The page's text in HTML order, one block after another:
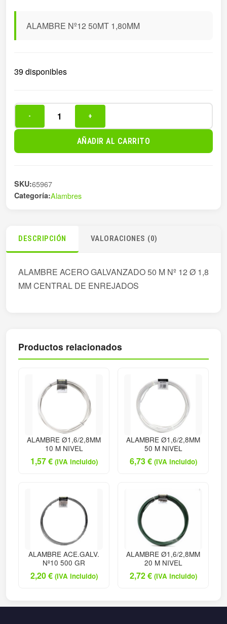
ALAMBRE Nº12 50MT 1,80MM
39 disponibles
Nº12
- +
AÑADIR AL CARRITO
SKU:65967
Categoría:Alambres
DESCRIPCIÓN VALORACIONES (0)
ALAMBRE ACERO GALVANZADO 50 M Nº 12 Ø 1,8
MM CENTRAL DE ENREJADOS
Productos relacionados
ALAMBRE Ø1,6/2,8MM
10 M NIVEL
1,57€ (IVA incluido)
ALAMBRE Ø1,6/2,8MM
50 M NIVEL
6,73€ (IVA incluido)
ALAMBRE ACE.GALV.
Nº10 500 GR
2,20€ (IVA incluido)
ALAMBRE Ø1,6/2,8MM
20 M NIVEL
2,72€ (IVA incluido)